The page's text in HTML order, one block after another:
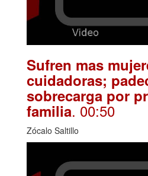
Sufren mas
cuidadoras;
sobrecarga por
familia. 00:50
Zócalo Saltillo